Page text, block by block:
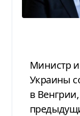
Министр иностранных дел
Украины
в